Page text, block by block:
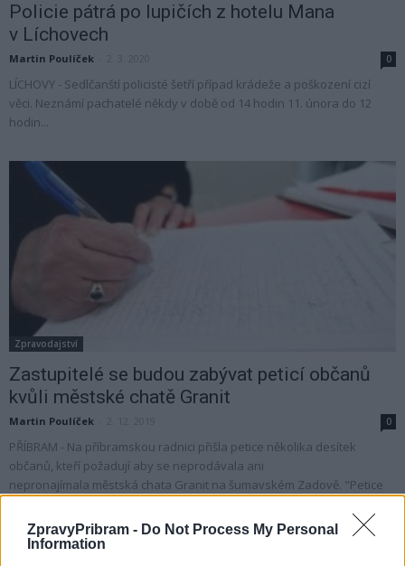
ZpravyPribram - Do Not Process My Personal
Information
Policie pátrá po lupičích z hotelu Mana
v Líchovech
Martin Poulíček 0
LÍCHOVY - Sedlčanští policisté šetří případ krádeže a poškození cizí
věci. Neznámí pachatelé někdy v době od 14 hodin 11. února do 12
hodin...
Zpravodajství
Zastupitelé se budou zabývat peticí občanů
kvůli městské chatě Granit
Martin Poulíček 0
PŘÍBRAM - Na příbramskou radnici přišla petice několika desítek
občanů, kteří požadují aby se neprodávala ani
nepronajímala městská chata Granit na šumavském Zadově. "Petice